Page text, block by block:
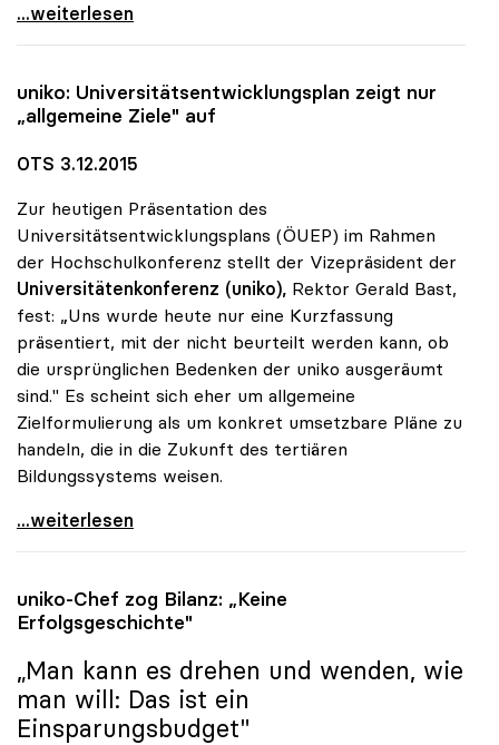
Sonja Hammerschmid zur Präsidentin der uniko
...weiterlesen
uniko: Universitätsentwicklungsplan zeigt nur
„allgemeine Ziele" auf
OTS 3.12.2015
Zur heutigen Präsentation des
Universitätsentwicklungsplans (ÖUEP) im Rahmen
der Hochschulkonferenz stellt der Vizepräsident der
Universitätenkonferenz (uniko), Rektor Gerald Bast,
fest: „Uns wurde heute nur eine Kurzfassung
präsentiert, mit der nicht beurteilt werden kann, ob
die ursprünglichen Bedenken der uniko ausgeräumt
sind." Es scheint sich eher um allgemeine
Zielformulierung als um konkret umsetzbare Pläne zu
handeln, die in die Zukunft des tertiären
Bildungssystems weisen.
uniko: Universitätsentwicklungsplan zeigt nur
...weiterlesen
uniko-Chef zog Bilanz: „Keine
Erfolgsgeschichte"
„Man kann es drehen und wenden, wie
man will: Das ist ein
Einsparungsbudget"